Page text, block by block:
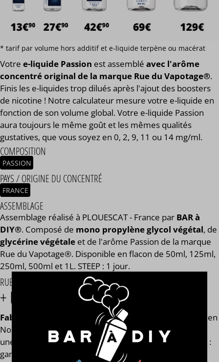
* tarif par volume hors additif et e-liquide terpène ou macérat
Votre e-liquide Passion est assemblé avec l'arôme
concentré original de la marque Rue du Vapotage®.
Finis les e-liquides trop dilués après l'ajout des boosters
de nicotine ! Notre calculateur mesure votre e-liquide en
fonction de son volume global. Votre e-liquide Passion
aura toujours le même goût et les mêmes qualités
gustatives, que vous soyez en 0, 2, 9, 11 ou 14 mg/ml.
COMPOSITION
PASSION
PAYS / ORIGINE DU CONCENTRÉ
FRANCE
ASSEMBLAGE
Assemblage réalisé à PLOUESCAT - France par BAR à
DIY®. Composé de mono propylène glycol végétal, de
glycérine végétale et de l'arôme Passion de la marque
Rue du Vapotage®. Disponible en flacon de 50ml, 125ml,
250ml, 500ml et 1L. STEEP : 1 jour.
RUE DU VAPOTAGE®
+ DE 200 SAVEURS À VAPER !
Fabricant français de e-liquides installé depuis 2010 en
Nouvelle Aquitaine,
Rue du Vapotage ® vous propose
une large gamme de plus de 200 saveurs d'eliquides :
gammes fruitées, gourmandes, classiques, cocktails ou